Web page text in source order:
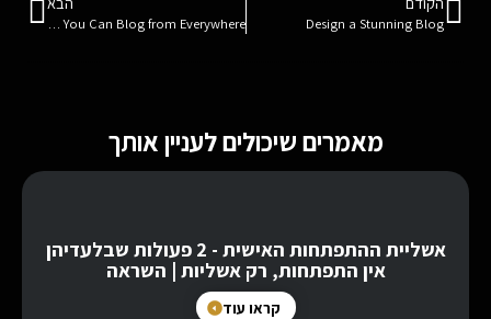
Design a Stunning Blog
Now You Can Blog from Everywhere!
מאמרים שיכולים לעניין אותך
אשליית ההתפתחות האישית - 2 פעולות שבלעדיהן
אין התפתחות, רק אשליות | השראה
קראו עוד